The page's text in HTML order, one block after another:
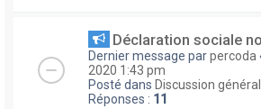
Déclaration sociale
Dernier message parpercoda
2020 1:43 pm
Posté dans Discussion
Réponses : 11